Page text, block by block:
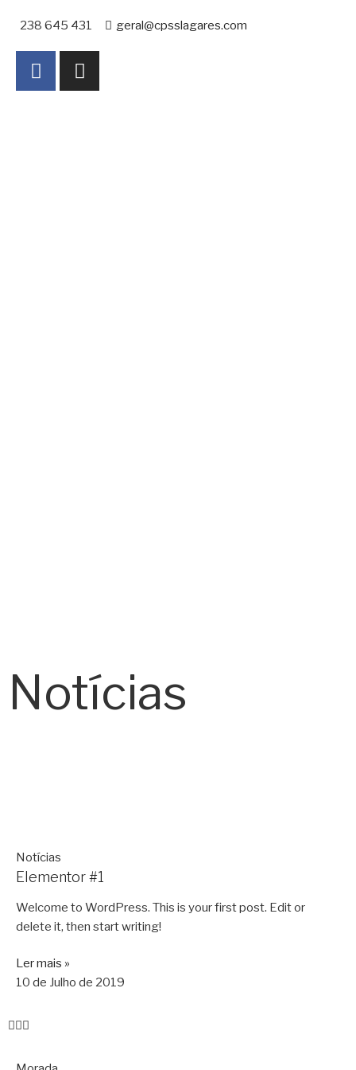
238 645 431 geral@cpsslagares.com
Notícias
Notícias
Elementor #1
Welcome to WordPress. This is your first post. Edit or
delete it, then start writing!
Ler mais »
10 de Julho de 2019